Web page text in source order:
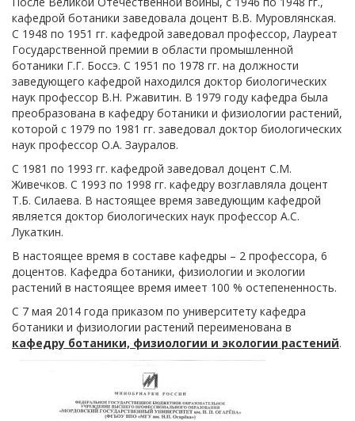
кафедрой ботаники заведовала доцент В.В. Муровлянская.
С 1948 по 1951 гг. кафедрой заведовал профессор, Лауреат
Государственной премии в области промышленной
ботаники Г.Г. Боссэ. С 1951 по 1978 гг. на должности
заведующего кафедрой находился доктор биологических
наук профессор В.Н. Ржавитин. В 1979 году кафедра была
преобразована в кафедру ботаники и физиологии растений,
которой с 1979 по 1981 гг. заведовал доктор биологических
наук профессор О.А. Зауралов.
С 1981 по 1993 гг. кафедрой заведовал доцент С.М.
Живечков. С 1993 по 1998 гг. кафедру возглавляла доцент
Т.Б. Силаева. В настоящее время заведующим кафедрой
является доктор биологических наук профессор А.С.
Лукаткин.
В настоящее время в составе кафедры – 2 профессора, 6
доцентов. Кафедра ботаники, физиологии и экологии
растений в настоящее время имеет 100 % остепененность.
С 7 мая 2014 года приказом по университету кафедра
ботаники и физиологии растений переименована в
кафедру ботаники, физиологии и экологии растений.